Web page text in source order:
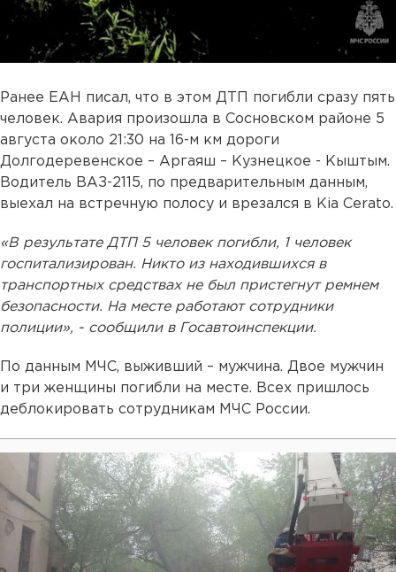
Ранее ЕАН писал, что в этом ДТП погибли сразу пять
человек. Авария произошла в Сосновском районе 5
августа около 21:30 на 16-м км дороги
Долгодеревенское – Аргаяш – Кузнецкое - Кыштым.
Водитель ВАЗ-2115, по предварительным данным,
выехал на встречную полосу и врезался в Kia Cerato.
«В результате ДТП 5 человек погибли, 1 человек
госпитализирован. Никто из находившихся в
транспортных средствах не был пристегнут ремнем
безопасности. На месте работают сотрудники
полиции», - сообщили в Госавтоинспекции.
По данным МЧС, выживший – мужчина. Двое мужчин
и три женщины погибли на месте. Всех пришлось
деблокировать сотрудникам МЧС России.